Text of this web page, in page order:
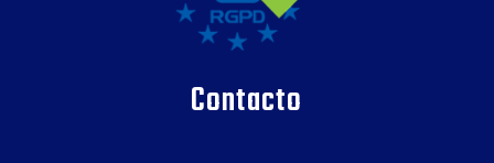
Contacto